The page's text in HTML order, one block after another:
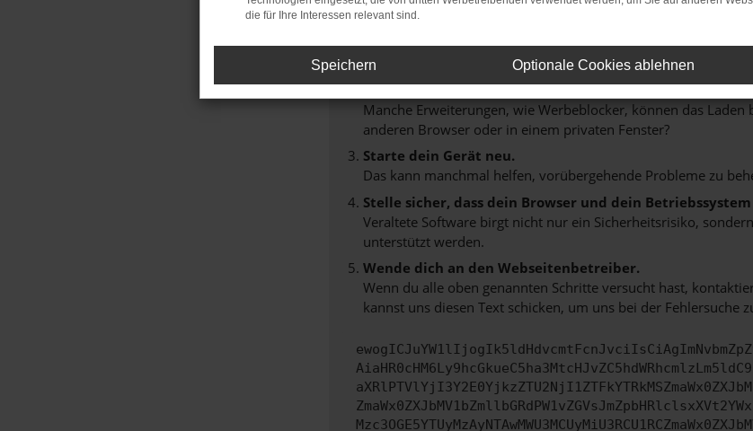
Hier sind ein paar Tipps, die dir helfen können:
Überprüfe deine Firewall und deine Internetverbindung.
Laden andere Webseiten, zum Beispiel deine Suchmaschine?
Prüfe deine Browsererweiterungen.
Manche Erweiterungen, wie Werbeblocker, können das
anderen Browser oder in einem privaten Fenster?
Starte dein Gerät neu.
Das kann manchmal helfen, vorübergehende Probleme zu
Stelle sicher, dass dein Browser und dein
Veraltete Software birgt nicht nur ein Sicherheitsrisiko,
unterstützt werden.
Wende dich an den Webseitenbetreiber.
Wenn du alle oben genannten Schritte versucht hast,
kannst uns diesen Text schicken, um uns bei der Fehlersuche
die für Ihre Interessen relevant sind.
Speichern Optionale Cookies ablehnen